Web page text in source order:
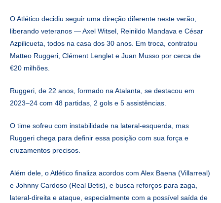
O Atlético decidiu seguir uma direção diferente neste verão,
liberando veteranos — Axel Witsel, Reinildo Mandava e César
Azpilicueta, todos na casa dos 30 anos. Em troca, contratou
Matteo Ruggeri, Clément Lenglet e Juan Musso por cerca de
€20 milhões.
Ruggeri, de 22 anos, formado na Atalanta, se destacou em
2023–24 com 48 partidas, 2 gols e 5 assistências.
O time sofreu com instabilidade na lateral-esquerda, mas
Ruggeri chega para definir essa posição com sua força e
cruzamentos precisos.
Além dele, o Atlético finaliza acordos com Alex Baena (Villarreal)
e Johnny Cardoso (Real Betis), e busca reforços para zaga,
lateral-direita e ataque, especialmente com a possível saída de